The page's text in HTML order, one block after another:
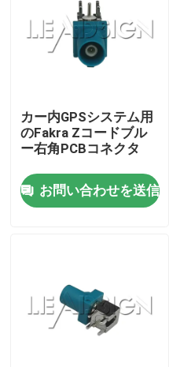
私たちに関しては
工場見学
品質管理
お問い合わせ
FAKRA HSDのコネクター
カー内GPSシステム用
のFakra Zコードブル
ー右角PCBコネクタ
お問い合わせを送信